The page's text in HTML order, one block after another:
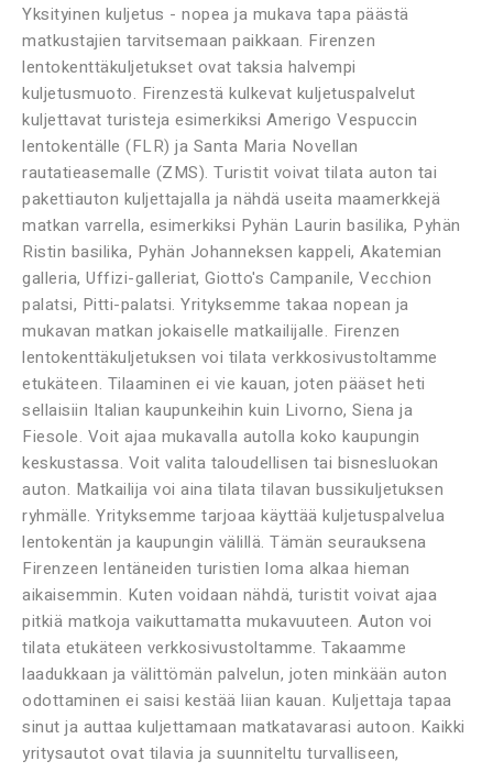
Yksityinen kuljetus - nopea ja mukava tapa päästä
matkustajien tarvitsemaan paikkaan. Firenzen
lentokenttäkuljetukset ovat taksia halvempi
kuljetusmuoto. Firenzestä kulkevat kuljetuspalvelut
kuljettavat turisteja esimerkiksi Amerigo Vespuccin
lentokentälle (FLR) ja Santa Maria Novellan
rautatieasemalle (ZMS). Turistit voivat tilata auton tai
pakettiauton kuljettajalla ja nähdä useita maamerkkejä
matkan varrella, esimerkiksi Pyhän Laurin basilika, Pyhän
Ristin basilika, Pyhän Johanneksen kappeli, Akatemian
galleria, Uffizi-galleriat, Giotto's Campanile, Vecchion
palatsi, Pitti-palatsi. Yrityksemme takaa nopean ja
mukavan matkan jokaiselle matkailijalle. Firenzen
lentokenttäkuljetuksen voi tilata verkkosivustoltamme
etukäteen. Tilaaminen ei vie kauan, joten pääset heti
sellaisiin Italian kaupunkeihin kuin Livorno, Siena ja
Fiesole. Voit ajaa mukavalla autolla koko kaupungin
keskustassa. Voit valita taloudellisen tai bisnesluokan
auton. Matkailija voi aina tilata tilavan bussikuljetuksen
ryhmälle. Yrityksemme tarjoaa käyttää kuljetuspalvelua
lentokentän ja kaupungin välillä. Tämän seurauksena
Firenzeen lentäneiden turistien loma alkaa hieman
aikaisemmin. Kuten voidaan nähdä, turistit voivat ajaa
pitkiä matkoja vaikuttamatta mukavuuteen. Auton voi
tilata etukäteen verkkosivustoltamme. Takaamme
laadukkaan ja välittömän palvelun, joten minkään auton
odottaminen ei saisi kestää liian kauan. Kuljettaja tapaa
sinut ja auttaa kuljettamaan matkatavarasi autoon. Kaikki
yritysautot ovat tilavia ja suunniteltu turvalliseen,